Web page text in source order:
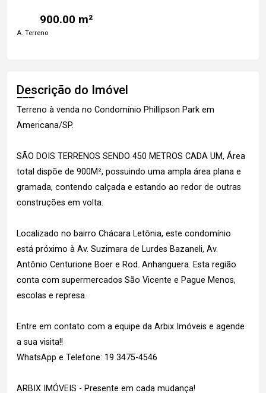
900.00 m²
A. Terreno
Descrição do Imóvel
Terreno à venda no Condomínio Phillipson Park em
Americana/SP.
SÃO DOIS TERRENOS SENDO 450 METROS CADA UM, Área
total dispõe de 900M², possuindo uma ampla área plana e
gramada, contendo calçada e estando ao redor de outras
construções em volta.
Localizado no bairro Chácara Letônia, este condomínio
está próximo à Av. Suzimara de Lurdes Bazaneli, Av.
Antônio Centurione Boer e Rod. Anhanguera. Esta região
conta com supermercados São Vicente e Pague Menos,
escolas e represa.
Entre em contato com a equipe da Arbix Imóveis e agende
a sua visita!!
WhatsApp e Telefone: 19 3475-4546
ARBIX IMÓVEIS - Presente em cada mudança!